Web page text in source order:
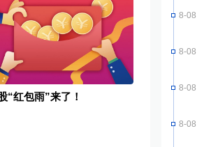
“红包雨”来了！
8-08
8-08
8-08
8-08